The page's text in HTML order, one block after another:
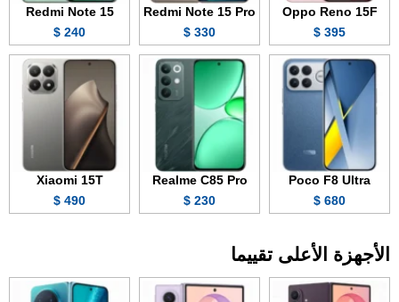
Oppo Reno 15F
395 $
Redmi Note 15 Pro
330 $
Redmi Note 15
240 $
Poco F8 Ultra
680 $
Realme C85 Pro
230 $
Xiaomi 15T
490 $
الأجهزة الأعلى تقييما